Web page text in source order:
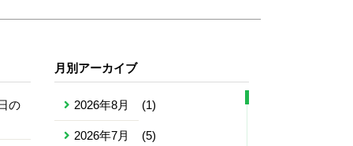
の
月別アーカイブ
2026年8月 (1)
2026年7月 (5)